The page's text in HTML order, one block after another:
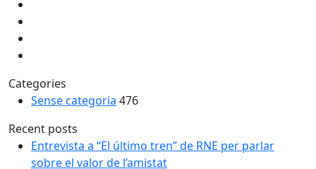
Categories
Sense categoria 476
Recent posts
Entrevista a “El último tren” de RNE per parlar
sobre el valor de l’amistat